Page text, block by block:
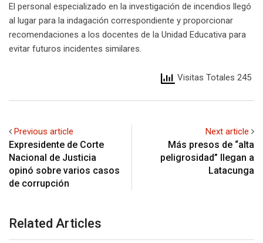
El personal especializado en la investigación de incendios llegó
al lugar para la indagación correspondiente y proporcionar
recomendaciones a los docentes de la Unidad Educativa para
evitar futuros incidentes similares.
Visitas Totales 245
Previous article
Expresidente de Corte
Nacional de Justicia
opinó sobre varios casos
de corrupción
Next article
Más presos de “alta
peligrosidad” llegan a
Latacunga
Related Articles